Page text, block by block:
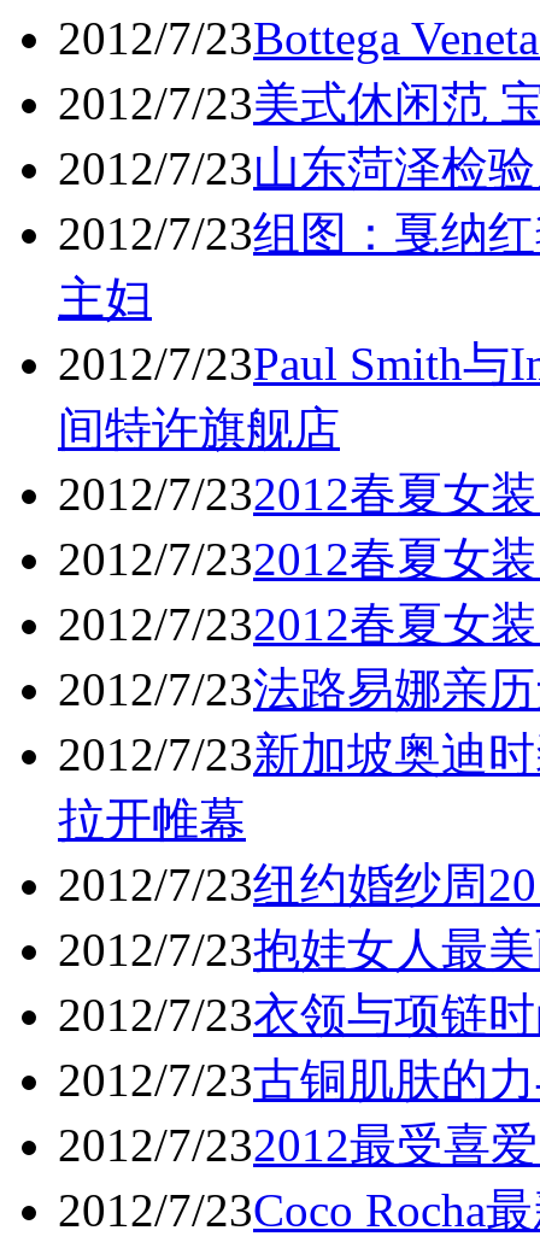
2012/7/23Bottega
2012/7/23美式休闲范
2012/7/23山东菏泽检
2012/7/23组图：戛纳
主妇
2012/7/23Paul Smith与
间特许旗舰店
2012/7/232012春夏女
2012/7/232012春夏女
2012/7/232012春夏女
2012/7/23法路易娜亲
2012/7/23新加坡奥迪
拉开帷幕
2012/7/23纽约婚纱周
2012/7/23抱娃女人最
2012/7/23衣领与项链
2012/7/23古铜肌肤的
2012/7/232012最受喜
2012/7/23Coco Rocha